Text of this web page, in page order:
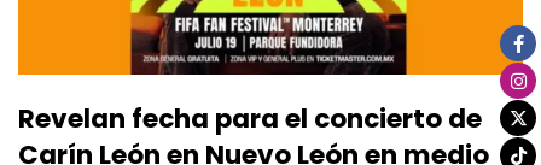
Revelan fecha para el concierto de
Carín León en Nuevo León en medio